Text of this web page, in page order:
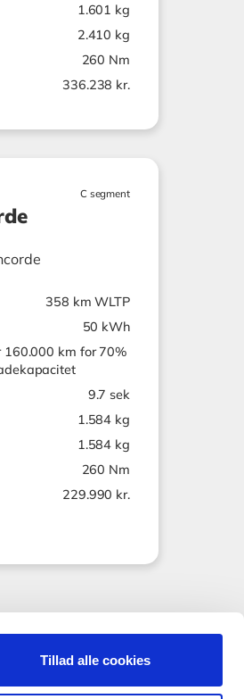
Tillad alle cookies
1.601 kg
2.410 kg
260 Nm
336.238 kr.
C segment
358 km WLTP
50 kWh
160.000 km for 70%
9.7 sek
1.584 kg
1.584 kg
260 Nm
229.990 kr.